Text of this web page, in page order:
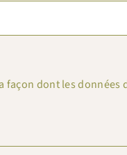
façon dont les données